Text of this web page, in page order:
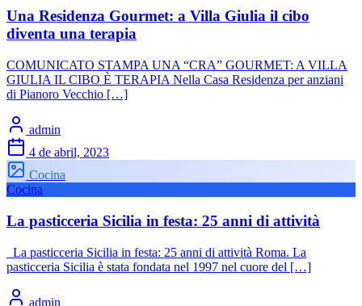
Una Residenza Gourmet: a Villa Giulia il cibo
diventa una terapia
COMUNICATO STAMPA UNA “CRA” GOURMET: A VILLA
GIULIA IL CIBO È TERAPIA Nella Casa Residenza per anziani
di Pianoro Vecchio […]
admin
4 de abril, 2023
Cocina
Cocina
La pasticceria Sicilia in festa: 25 anni di attività
La pasticceria Sicilia in festa: 25 anni di attività Roma. La
pasticceria Sicilia è stata fondata nel 1997 nel cuore del […]
admin